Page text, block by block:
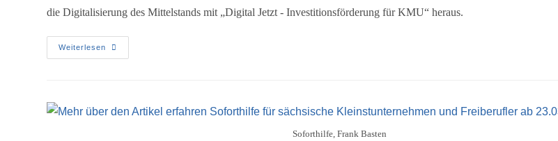
die Digitalisierung des Mittelstands mit „Digital Jetzt - Investitionsförderung für KMU“ heraus.
Weiterlesen
Soforthilfe, Frank Basten